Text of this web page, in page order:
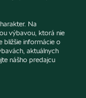
Na
výbavou, ktorá nie
bližšie informácie o
aktuálnych
nášho predajcu